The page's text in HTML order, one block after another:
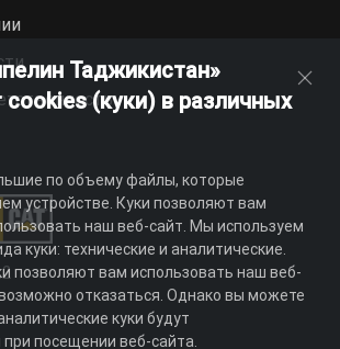
Таджикистан»
cookies (куки) в различных
по объему файлы, которые
устройстве. Куки позволяют вам
наш веб-сайт. Мы используем
куки: технические и аналитические.
позволяют вам использовать наш веб-
отказаться. Однако вы можете
куки будут
посещении веб-сайта.